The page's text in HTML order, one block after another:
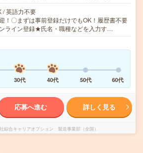
/ 英語力不要
！〇まずは事前登録だけでもOK！履歴書不要
ライン登録★氏名・職種などを入力す…
30代 40代 50代 60代
応募へ進む 詳しく見る
綜合キャリアオプション 製造事業部（全国）